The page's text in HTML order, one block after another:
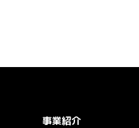
事業紹介